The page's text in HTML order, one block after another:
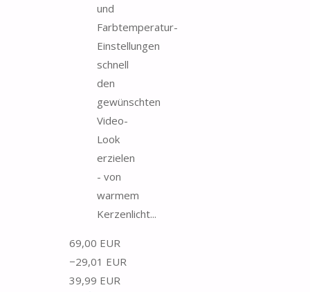
und
Farbtemperatur-
Einstellungen
schnell
den
gewünschten
Video-
Look
erzielen
- von
warmem
Kerzenlicht...
69,00 EUR
−29,01 EUR
39,99 EUR